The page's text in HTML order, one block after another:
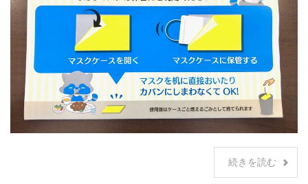
続きを読む